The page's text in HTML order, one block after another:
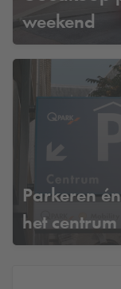
weekend
Parkeren
het